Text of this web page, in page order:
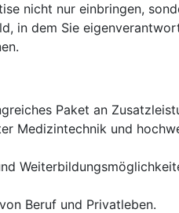
nicht nur einbringen,
in dem Sie
Paket an
Medizintechnik und
Beruf und Privatleben.